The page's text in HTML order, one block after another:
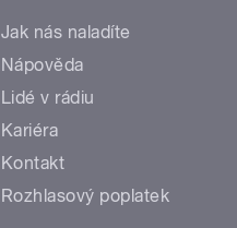
Jak nás naladíte
Nápověda
Lidé v rádiu
Kariéra
Kontakt
Rozhlasový poplatek